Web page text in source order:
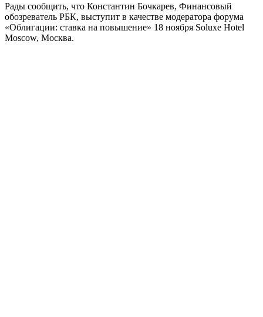
Рады сообщить, что Константин Бочкарев, Финансовый
обозреватель РБК, выступит в качестве модератора форума
«Облигации: ставка на повышение» 18 ноября Soluxe Hotel
Moscow, Москва.